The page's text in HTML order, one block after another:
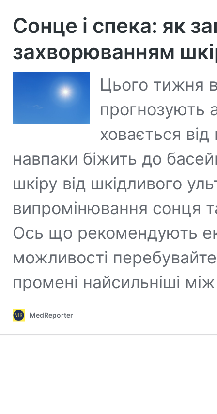
Сонце і спека: як
захворюванням
Цього тижня
прогнозують
ховається
навпаки біжить до
шкіру від шкідливого
випромінювання сонця
Ось що рекомендують
можливості перебувайте
промені найсильніші
MedReporter